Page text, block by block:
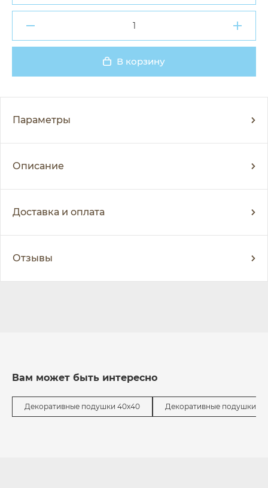
В корзину
Параметры
Описание
Доставка и оплата
Отзывы
Вам может быть интересно
Декоративные подушки 40х40 Декоративные подушки с